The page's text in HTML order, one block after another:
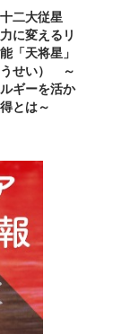
二大従星
に変えるリ
「天将星」
うせい） ～
ギーを活か
とは～